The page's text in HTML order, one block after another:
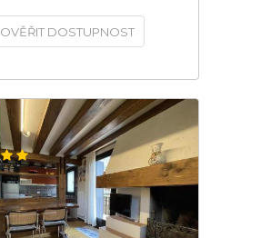
OVĚŘIT DOSTUPNOST